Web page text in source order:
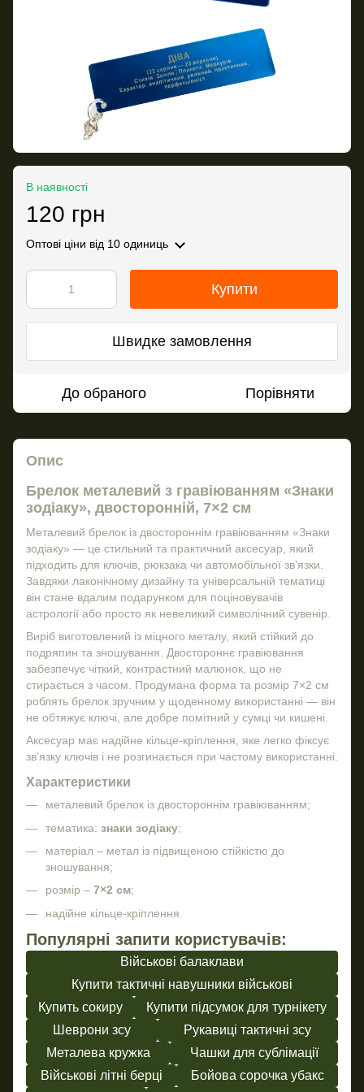
В наявності
120 грн
Оптові ціни від 10 одиниць
Купити
Швидке замовлення
До обраного Порівняти
Опис
Брелок металевий з гравіюванням «Знаки
зодіаку», двосторонній, 7×2 см
Металевий брелок із двостороннім гравіюванням «Знаки
зодіаку» — це стильний та практичний аксесуар, який
підходить для ключів, рюкзака чи автомобільної зв’язки.
Завдяки лаконічному дизайну та універсальній тематиці
він стане вдалим подарунком для поціновувачів
астрології або просто як невеликий символічний сувенір.
Виріб виготовлений із міцного металу, який стійкий до
подряпин та зношування. Двостороннє гравіювання
забезпечує чіткий, контрастний малюнок, що не
стирається з часом. Продумана форма та розмір 7×2 см
роблять брелок зручним у щоденному використанні — він
не обтяжує ключі, але добре помітний у сумці чи кишені.
Аксесуар має надійне кільце-кріплення, яке легко фіксує
зв’язку ключів і не розгинається при частому використанні.
Характеристики
металевий брелок із двостороннім гравіюванням;
тематика: знаки зодіаку;
матеріал – метал із підвищеною стійкістю до
зношування;
розмір – 7×2 см;
надійне кільце-кріплення.
Популярні запити користувачів:
Військові балаклави
Купити тактичні навушники військові
Купить сокиру
Купити підсумок для турнікету
Шеврони зсу
Рукавиці тактичні зсу
Металева кружка
Чашки для сублімації
Військові літні берці
Бойова сорочка убакс